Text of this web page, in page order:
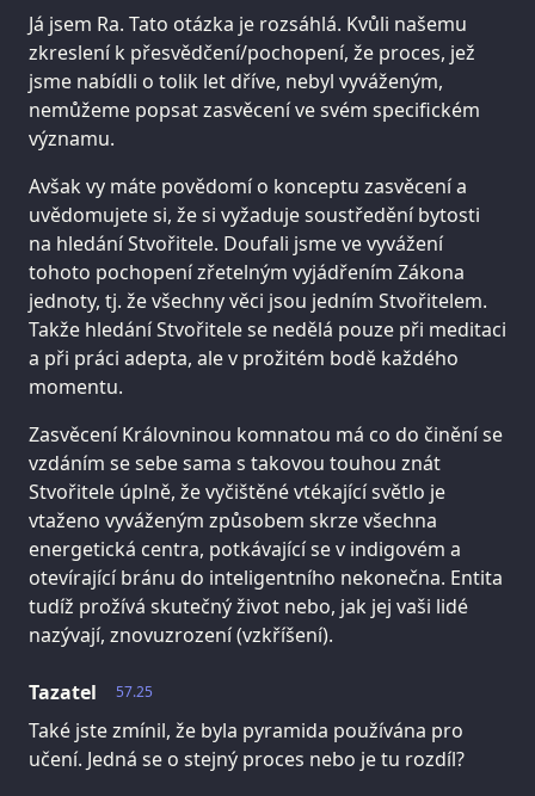
Já jsem Ra. Tato otázka je rozsáhlá. Kvůli našemu
zkreslení k přesvědčení/pochopení, že proces, jež
jsme nabídli o tolik let dříve, nebyl vyváženým,
nemůžeme popsat zasvěcení ve svém specifickém
významu.
Avšak vy máte povědomí o konceptu zasvěcení a
uvědomujete si, že si vyžaduje soustředění bytosti
na hledání Stvořitele. Doufali jsme ve vyvážení
tohoto pochopení zřetelným vyjádřením Zákona
jednoty, tj. že všechny věci jsou jedním Stvořitelem.
Takže hledání Stvořitele se nedělá pouze při meditaci
a při práci adepta, ale v prožitém bodě každého
momentu.
Zasvěcení Královninou komnatou má co do činění se
vzdáním se sebe sama s takovou touhou znát
Stvořitele úplně, že vyčištěné vtékající světlo je
vtaženo vyváženým způsobem skrze všechna
energetická centra, potkávající se v indigovém a
otevírající bránu do inteligentního nekonečna. Entita
tudíž prožívá skutečný život nebo, jak jej vaši lidé
nazývají, znovuzrození (vzkříšení).
57.25
Tazatel
Také jste zmínil, že byla pyramida používána pro
učení. Jedná se o stejný proces nebo je tu rozdíl?